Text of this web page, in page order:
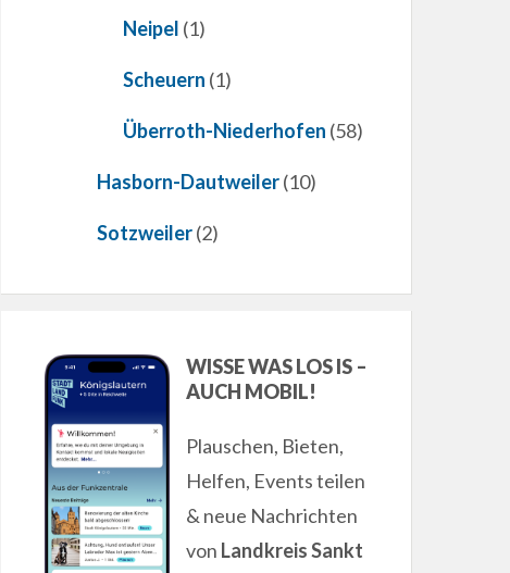
Neipel (1)
Scheuern (1)
Überroth-Niederhofen (58)
Hasborn-Dautweiler(10)
Sotzweiler(2)
WISSE WAS LOS IS –
AUCH MOBIL!
Plauschen, Bieten,
Helfen, Events teilen
& neue Nachrichten
von Landkreis Sankt